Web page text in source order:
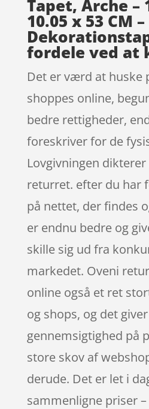
Tapet, Arche –
10.05 x 53 CM –
fordele ved at
Det er værd at huske
shoppes online,
bedre rettigheder,
foreskriver for de
Lovgivningen
returret. efter du har
på nettet, der findes
er endnu bedre og
skille sig ud fra
markedet. Oveni
online også et ret
og shops, og det
gennemsigtighed på
store skov af
derude. Det er let i
sammenligne priser